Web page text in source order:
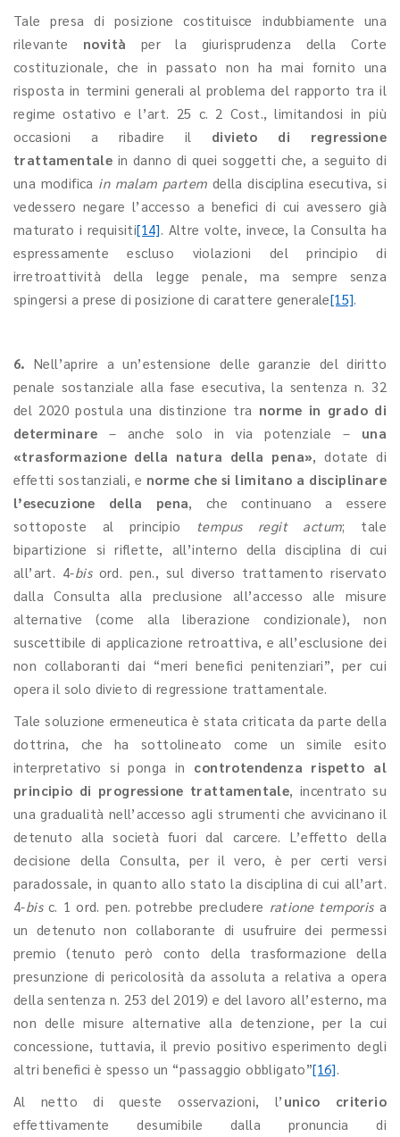
Tale presa di posizione costituisce indubbiamente una
rilevante novità per la giurisprudenza della Corte
costituzionale, che in passato non ha mai fornito una
risposta in termini generali al problema del rapporto tra il
regime ostativo e l’art. 25 c. 2 Cost., limitandosi in più
occasioni a ribadire il divieto di regressione
trattamentale in danno di quei soggetti che, a seguito di
una modifica in malam partem della disciplina esecutiva, si
vedessero negare l’accesso a benefici di cui avessero già
maturato i requisiti[14]. Altre volte, invece, la Consulta ha
espressamente escluso violazioni del principio di
irretroattività della legge penale, ma sempre senza
spingersi a prese di posizione di carattere generale[15].
6. Nell’aprire a un’estensione delle garanzie del diritto
penale sostanziale alla fase esecutiva, la sentenza n. 32
del 2020 postula una distinzione tra norme in grado di
determinare – anche solo in via potenziale – una
«trasformazione della natura della pena», dotate di
effetti sostanziali, e norme che si limitano a disciplinare
l’esecuzione della pena, che continuano a essere
sottoposte al principio
tempus regit actum; tale
bipartizione si riflette, all’interno della disciplina di cui
all’art. 4-bisord. pen., sul diverso trattamento riservato
dalla Consulta alla preclusione all’accesso alle misure
alternative (come alla liberazione condizionale), non
suscettibile di applicazione retroattiva, e all’esclusione dei
non collaboranti dai “meri benefici penitenziari”, per cui
opera il solo divieto di regressione trattamentale.
Tale soluzione ermeneutica è stata criticata da parte della
dottrina, che ha sottolineato come un simile esito
interpretativo si ponga in controtendenza rispetto al
principio di progressione trattamentale, incentrato su
una gradualità nell’accesso agli strumenti che avvicinano il
detenuto alla società fuori dal carcere. L’effetto della
decisione della Consulta, per il vero, è per certi versi
paradossale, in quanto allo stato la disciplina di cui all’art.
4-bisc. 1 ord. pen. potrebbe precludere ratione temporisa
un detenuto non collaborante di usufruire dei permessi
premio (tenuto però conto della trasformazione della
presunzione di pericolosità da assoluta a relativa a opera
della sentenza n. 253 del 2019) e del lavoro all’esterno, ma
non delle misure alternative alla detenzione, per la cui
concessione, tuttavia, il previo positivo esperimento degli
altri benefici è spesso un “passaggio obbligato”[16].
Al netto di queste osservazioni, l’ unico criterio
effettivamente desumibile dalla pronuncia di